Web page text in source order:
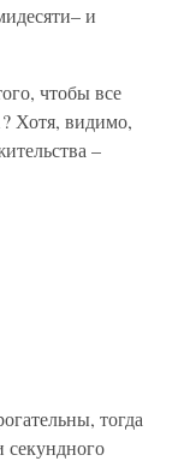
и
чтобы все
Хотя, видимо,
–
тогда